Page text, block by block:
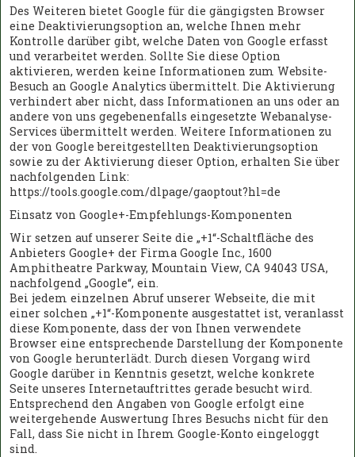
Des Weiteren bietet Google für die gängigsten Browser
eine Deaktivierungsoption an, welche Ihnen mehr
Kontrolle darüber gibt, welche Daten von Google erfasst
und verarbeitet werden. Sollte Sie diese Option
aktivieren, werden keine Informationen zum Website-
Besuch an Google Analytics übermittelt. Die Aktivierung
verhindert aber nicht, dass Informationen an uns oder an
andere von uns gegebenenfalls eingesetzte Webanalyse-
Services übermittelt werden. Weitere Informationen zu
der von Google bereitgestellten Deaktivierungsoption
sowie zu der Aktivierung dieser Option, erhalten Sie über
nachfolgenden Link:
https://tools.google.com/dlpage/gaoptout?hl=de
Einsatz von Google+-Empfehlungs-Komponenten
Wir setzen auf unserer Seite die „+1“-Schaltfläche des
Anbieters Google+ der Firma Google Inc., 1600
Amphitheatre Parkway, Mountain View, CA 94043 USA,
nachfolgend „Google“, ein.
Bei jedem einzelnen Abruf unserer Webseite, die mit
einer solchen „+1“-Komponente ausgestattet ist, veranlasst
diese Komponente, dass der von Ihnen verwendete
Browser eine entsprechende Darstellung der Komponente
von Google herunterlädt. Durch diesen Vorgang wird
Google darüber in Kenntnis gesetzt, welche konkrete
Seite unseres Internetauftrittes gerade besucht wird.
Entsprechend den Angaben von Google erfolgt eine
weitergehende Auswertung Ihres Besuchs nicht für den
Fall, dass Sie nicht in Ihrem Google-Konto eingeloggt
sind.